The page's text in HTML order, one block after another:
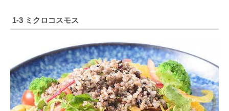
1-3 ミクロコスモス